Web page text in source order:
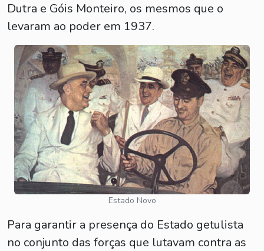
Dutra e Góis Monteiro, os mesmos que o
levaram ao poder em 1937.
Estado Novo
Para garantir a presença do Estado getulista
no conjunto das forças que lutavam contra as